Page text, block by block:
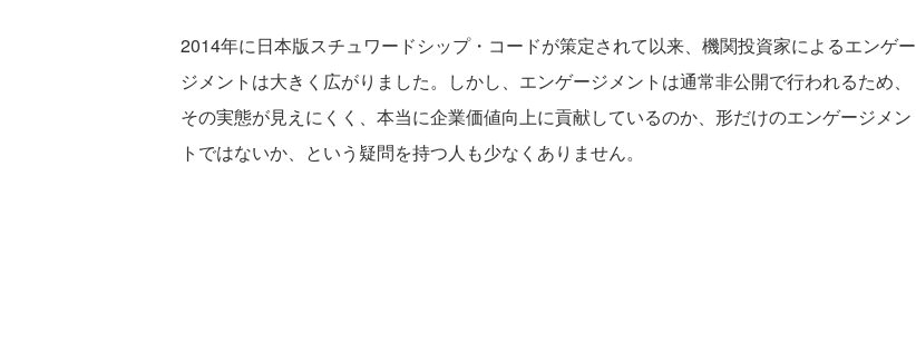
2014年に日本版スチュワードシップ・コードが策定されて以来、機関投資家によるエンゲー
ジメントは大きく広がりました。しかし、エンゲージメントは通常非公開で行われるため、
その実態が見えにくく、本当に企業価値向上に貢献しているのか、形だけのエンゲージメン
トではないか、という疑問を持つ人も少なくありません。